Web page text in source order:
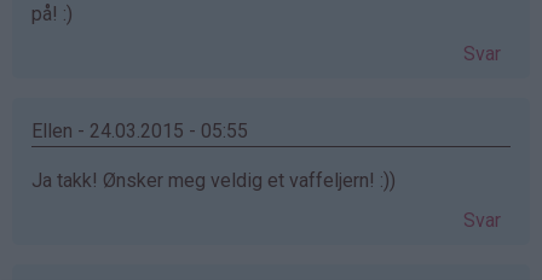
på! :)
Svar
Ellen - 24.03.2015 - 05:55
Ja takk! Ønsker meg veldig et vaffeljern! :))
Svar